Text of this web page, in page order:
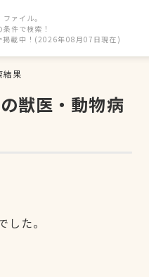
ァイル。
件で検索！
掲載中！(2026年08月07日現在)
結果
獣医・動物病
た。